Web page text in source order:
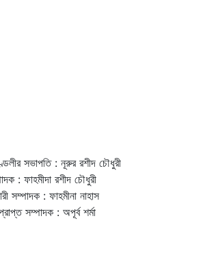
সভাপতি : নূরুর রশীদ চৌধুরী
: ফাহমীদা রশীদ চৌধুরী
সম্পাদক : ফাহমীনা নাহাস
সম্পাদক : অপূর্ব শর্মা